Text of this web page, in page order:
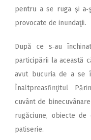
pentru a se ruga şi
provocate de inundaţii.
După ce s‑au
participării la această
avut bucuria de a se
Înaltpreasfinţitul
cuvânt de
rugăciune, obiecte
patiserie.